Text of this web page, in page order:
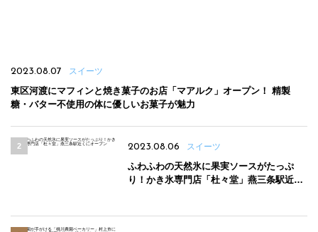
2023.08.07 スイーツ
東区河渡にマフィンと焼き菓子のお店「マアルク」オープン！ 精製
糖・バター不使用の体に優しいお菓子が魅力
2023.08.06 スイーツ
ふわふわの天然氷に果実ソースがたっぷ
り！かき氷専門店「杜々堂」燕三条駅近く